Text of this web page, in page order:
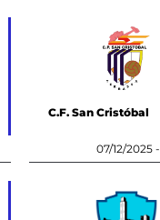
C.F. San Cristóbal
07/12/2025 -